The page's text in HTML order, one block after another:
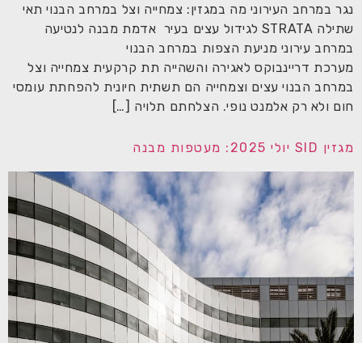
נגר במרחב העירוני מה במגזין: צמחייה וצל במרחב הבנוי תאי
שתילה STRATA לגידול עצים בעיר אדמת מבנה לנטיעה
במרחב עירוני מניעת הצפות במרחב הבנוי
מערכת דריינבוקס לאגירה והשהייה תת קרקעית צמחייה וצל
במרחב הבנוי עצים וצמחייה הם תשתית חיונית להפחתת עומסי
חום ולא רק אלמנט נופי. הצלחתם תלויה […]
מגזין SID יולי 2025: מעטפות מבנה